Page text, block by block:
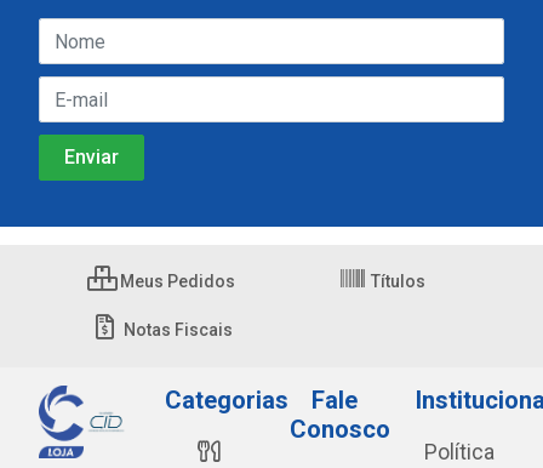
Meus Pedidos Títulos
Notas Fiscais
Categorias
Fale
Conosco
Política